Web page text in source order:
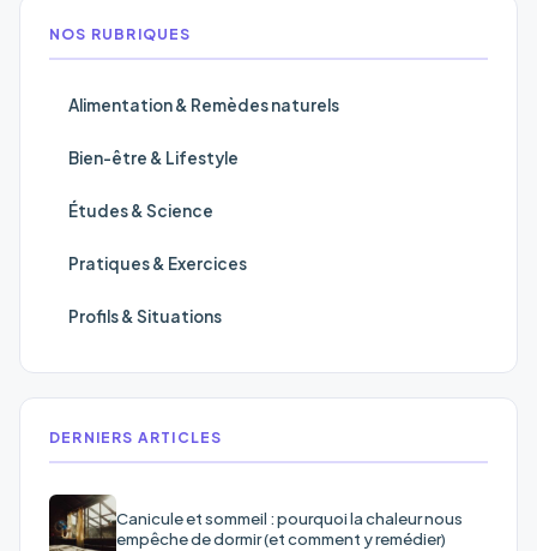
NOS RUBRIQUES
Alimentation & Remèdes naturels
Bien-être & Lifestyle
Études & Science
Pratiques & Exercices
Profils & Situations
DERNIERS ARTICLES
Canicule et sommeil : pourquoi la chaleur nous
empêche de dormir (et comment y remédier)